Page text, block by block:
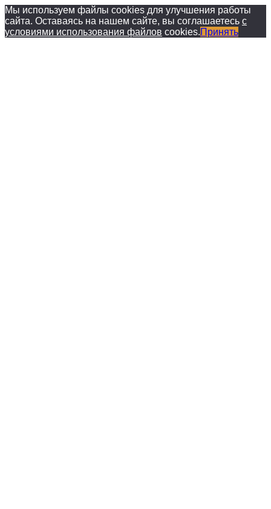
Мы используем файлы cookies для улучшения работы
сайта. Оставаясь на нашем сайте, вы соглашаетесь с
условиями использования файлов cookies.Принять